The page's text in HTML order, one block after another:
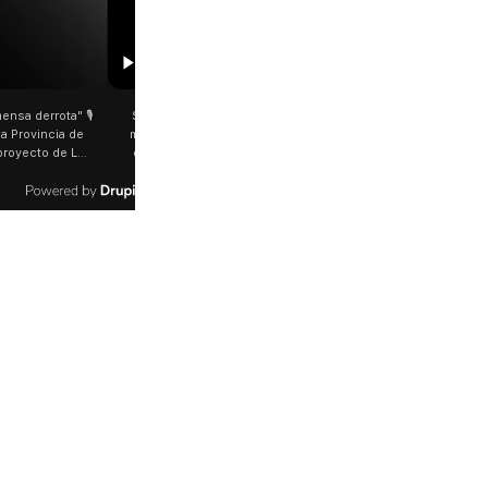
Jorge García Cuerva juntó a
en Liniers El arzobispo
Aires destacó la fortaleza de la
las bajas temperaturas de los
"Son dificultades que pudieron